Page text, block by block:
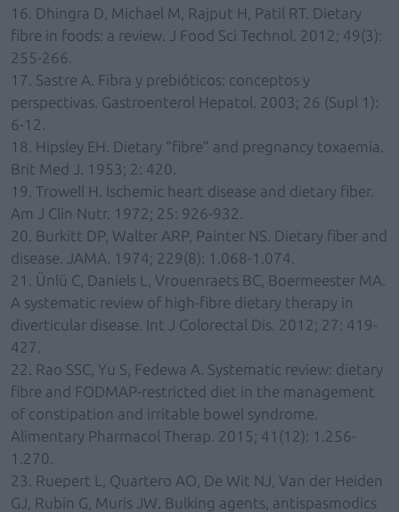
16. Dhingra D, Michael M, Rajput H, Patil RT. Dietary
fibre in foods: a review. J Food Sci Technol. 2012; 49(3):
255-266.
17. Sastre A. Fibra y prebióticos: conceptos y
perspectivas. Gastroenterol Hepatol. 2003; 26 (Supl 1):
6-12.
18. Hipsley EH. Dietary “fibre” and pregnancy toxaemia.
Brit Med J. 1953; 2: 420.
19. Trowell H. Ischemic heart disease and dietary fiber.
Am J Clin Nutr. 1972; 25: 926-932.
20. Burkitt DP, Walter ARP, Painter NS. Dietary fiber and
disease. JAMA. 1974; 229(8): 1.068-1.074.
21. Ünlü C, Daniels L, Vrouenraets BC, Boermeester MA.
A systematic review of high-fibre dietary therapy in
diverticular disease. Int J Colorectal Dis. 2012; 27: 419-
427.
22. Rao SSC, Yu S, Fedewa A. Systematic review: dietary
fibre and FODMAP-restricted diet in the management
of constipation and irritable bowel syndrome.
Alimentary Pharmacol Therap. 2015; 41(12): 1.256-
1.270.
23. Ruepert L, Quartero AO, De Wit NJ, Van der Heiden
GJ, Rubin G, Muris JW. Bulking agents, antispasmodics